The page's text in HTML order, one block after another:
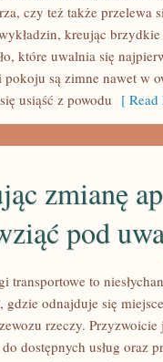
czy też także przelewa
kreując
które uwalnia się
pokoju są zimne nawet w
usiąść z powodu [ Read
zmianę
pod
transportowe to
gdzie odnajduje się
rzeczy.
dostępnych usług oraz